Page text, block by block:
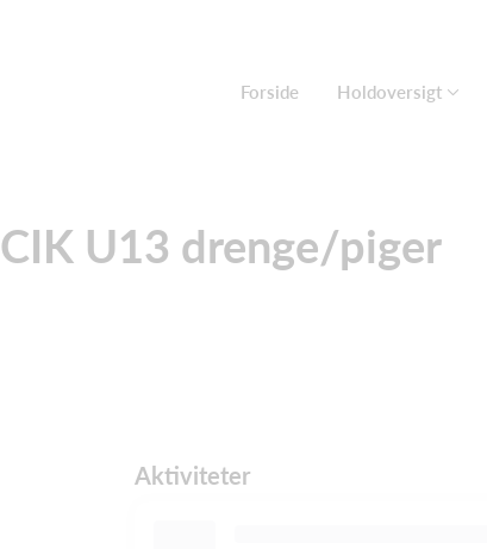
Forside Holdoversigt
CIK U13 drenge/piger
Aktiviteter